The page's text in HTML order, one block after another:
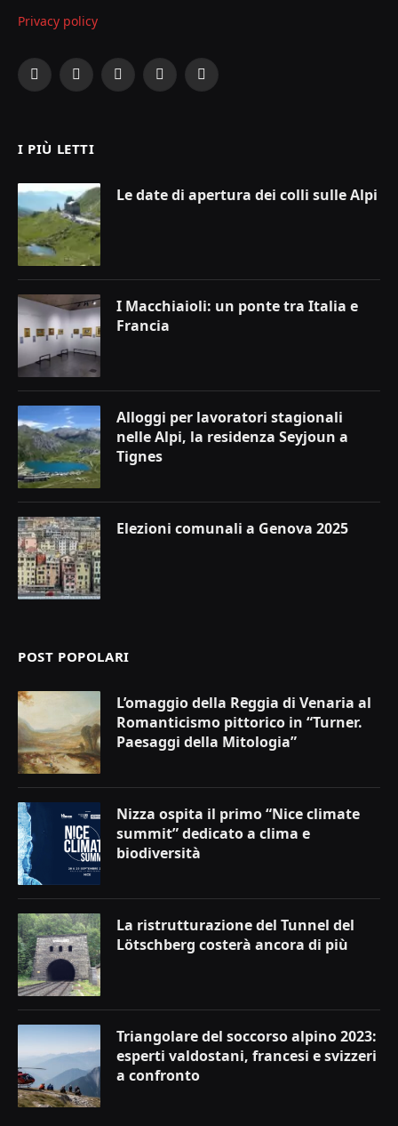
Privacy policy
Facebook
X
InstagramYouTubeLinkedIn
I PIÙ LETTI
Le date di apertura dei colli sulle Alpi
I Macchiaioli: un ponte tra Italia e
Francia
Alloggi per lavoratori stagionali
nelle Alpi, la residenza Seyjoun a
Tignes
Elezioni comunali a Genova 2025
POST POPOLARI
L’omaggio della Reggia di Venaria al
Romanticismo pittorico in “Turner.
Paesaggi della Mitologia”
Nizza ospita il primo “Nice climate
summit” dedicato a clima e
biodiversità
La ristrutturazione del Tunnel del
Lötschberg costerà ancora di più
Triangolare del soccorso alpino 2023:
esperti valdostani, francesi e svizzeri
a confronto